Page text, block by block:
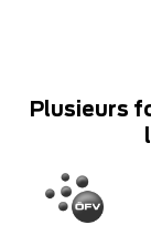
Plusieurs